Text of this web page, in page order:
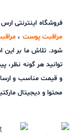
فروشگاه اینترنتی
مراقبت پوست ،
شود. تلاش ما بر این
و قیمت مناسب و
محتوا و دیجیتال